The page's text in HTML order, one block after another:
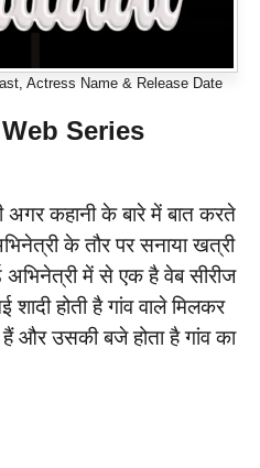
Actress Name & Release Date
Series
अगर कहानी के बारे में बात करते
के तौर पर सनाया खत्री
अभिनेत्री में से एक है वेब सीरीज
होती है गांव वाले मिलकर
और उसकी बजे होता है गांव का